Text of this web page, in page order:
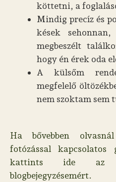
köttetni, a
Mindig precíz és
kések
megbeszélt
hogy én érek oda
A külsőm
megfelelő
nem szoktam sem
Ha bővebben
fotózással
kattints ide az
blogbejegyzésemért.